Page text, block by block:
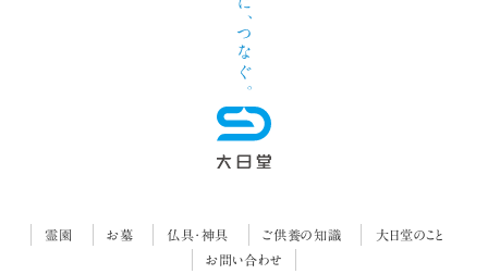
霊園 お墓 仏具・神具 ご供養の知識
大日堂のこと
お問い合わせ